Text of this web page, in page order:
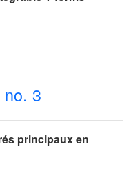
no. 3
principaux en